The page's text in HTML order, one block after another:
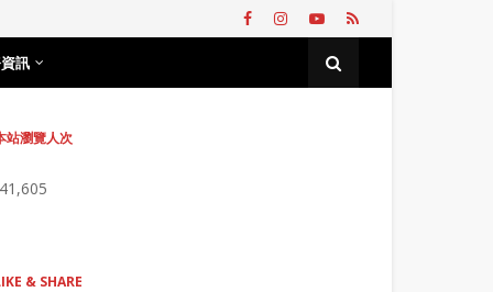
訊
站瀏覽人次
& SHARE